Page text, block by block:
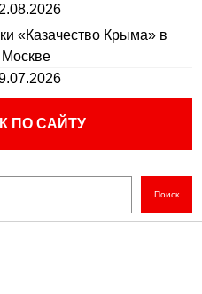
«Казачество Крыма» в
Москве
ПО САЙТУ
Поиск